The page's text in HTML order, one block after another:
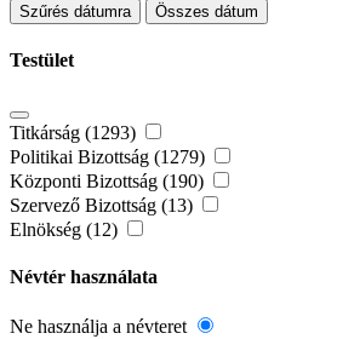
Szűrés dátumra Összes dátum
Testület
Titkárság (1293)
Politikai Bizottság (1279)
Központi Bizottság (190)
Szervező Bizottság (13)
Elnökség (12)
Névtér használata
Ne használja a névteret